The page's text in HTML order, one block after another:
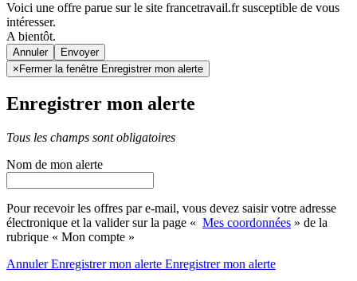
Voici une offre parue sur le site francetravail.fr susceptible de vous
intéresser.
A bientôt.
Annuler
× Fermer la fenêtre Enregistrer mon alerte
Enregistrer mon alerte
Tous les champs sont obligatoires
Nom de mon alerte
Pour recevoir les offres par e-mail, vous devez saisir votre adresse
électronique et la valider sur la page « Mes coordonnées » de la
rubrique « Mon compte »
AnnulerEnregistrer mon alerte Enregistrermon alerte